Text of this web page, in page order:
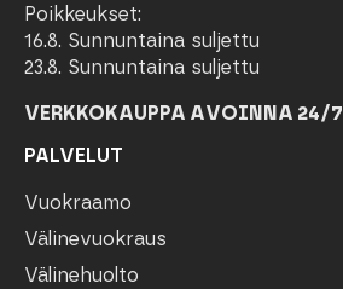
Poikkeukset:
16.8. Sunnuntaina suljettu
23.8. Sunnuntaina suljettu
VERKKOKAUPPA AVOINNA 24/7
PALVELUT
Vuokraamo
Välinevuokraus
Välinehuolto